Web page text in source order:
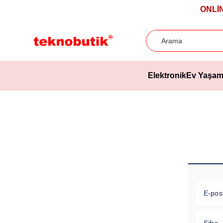
ElektronikEv Yaşam
E-